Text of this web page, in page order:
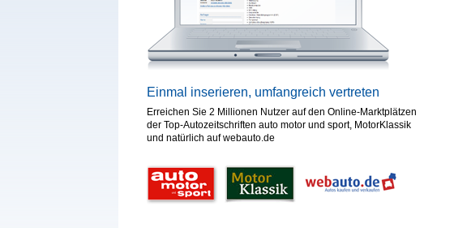
Einmal inserieren, umfangreich vertreten
Erreichen Sie 2 Millionen Nutzer auf den Online-Marktplätzen
der Top-Autozeitschriften auto motor und sport, MotorKlassik
und natürlich auf webauto.de